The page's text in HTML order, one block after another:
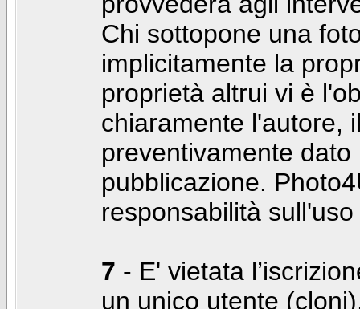
Chi sottopone una
implicitamente la
proprietà altrui vi è
chiaramente l'autore,
preventivamente
pubblicazione.
responsabilità
7 - E' vietata
un unico utente